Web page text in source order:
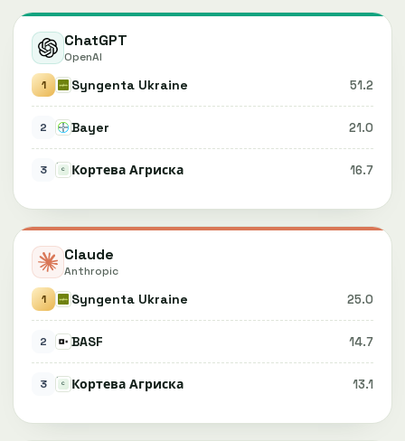
ChatGPT
OpenAI
1
Syngenta Ukraine 51.2
2 Bayer 21.0
3 Кортева Агриска 16.7
Claude
Anthropic
1
Syngenta Ukraine 25.0
2 BASF 14.7
3 Кортева Агриска 13.1